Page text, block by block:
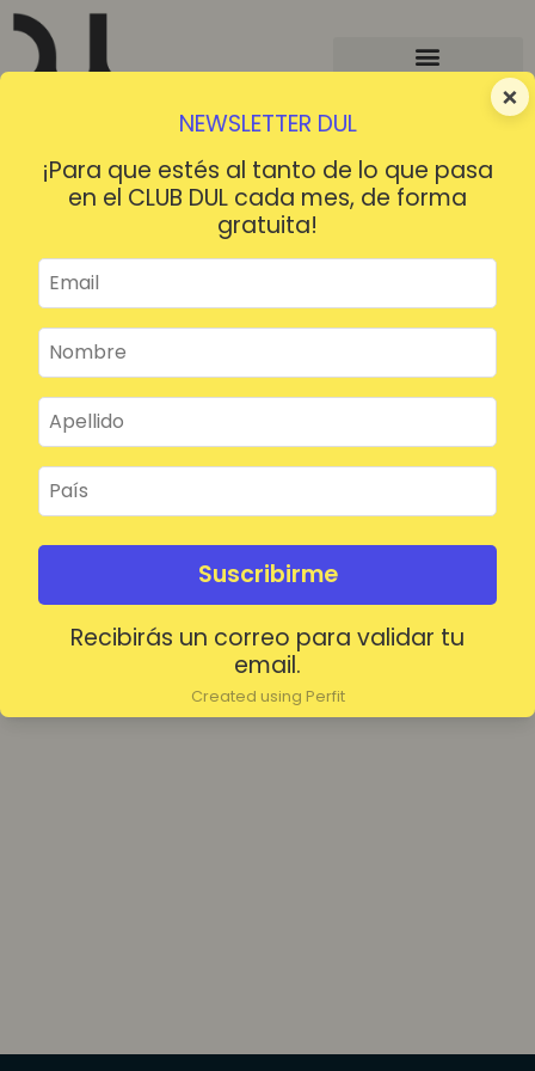
×
NEWSLETTER DUL
¡Para que estés al tanto de lo que pasa
en el CLUB DUL cada mes, de forma
gratuita!
Suscribirme
Recibirás un correo para validar tu
email.
Created using Perfit
¡HOLA!
Mantenerme conectado
Acceder